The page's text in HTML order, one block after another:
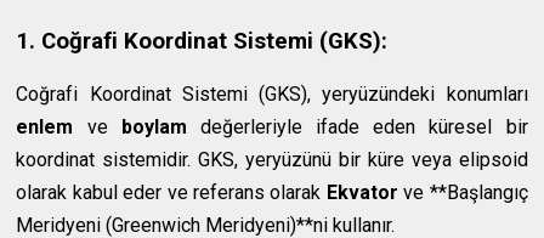
1. Coğrafi Koordinat Sistemi (GKS):
Coğrafi Koordinat Sistemi (GKS), yeryüzündeki konumları
enlem ve boylam değerleriyle ifade eden küresel bir
koordinat sistemidir. GKS, yeryüzünü bir küre veya elipsoid
olarak kabul eder ve referans olarak Ekvator ve **Başlangıç
Meridyeni (Greenwich Meridyeni)**ni kullanır.